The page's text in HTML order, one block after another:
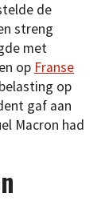
de
streng
met
op Franse
op
gaf aan
Macron had